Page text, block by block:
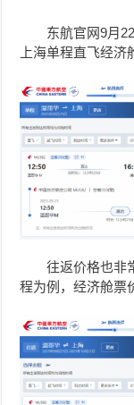
东航官网9月
上海单程直飞经济
往返价格也非
程为例，经济舱票